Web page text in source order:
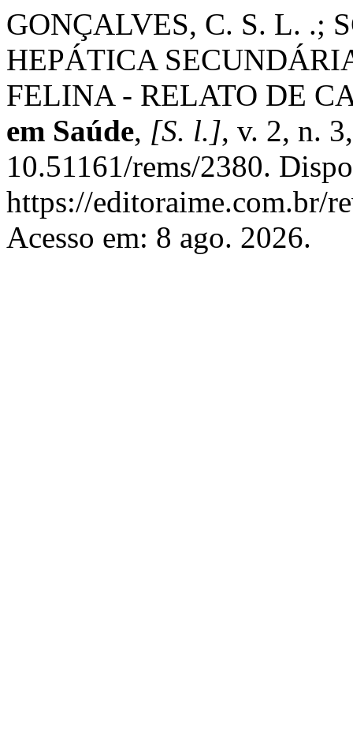
GONÇALVES, C. S. L. .;
HEPÁTICA
FELINA - RELATO DE
em Saúde, [S. l.], v. 2, n.
10.51161/rems/2380.
https://editoraime.com.br/
Acesso em: 8 ago. 2026.